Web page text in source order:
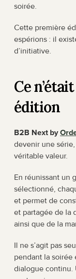
soirée.
Cette première
espérions : il
d’initiative.
Ce
édition
B2B Next by
devenir une
véritable valeur.
En réunissant un
sélectionné,
et permet de
et partagée de la
ainsi que de la
Il ne s’agit pas
pendant la soirée
dialogue continu.